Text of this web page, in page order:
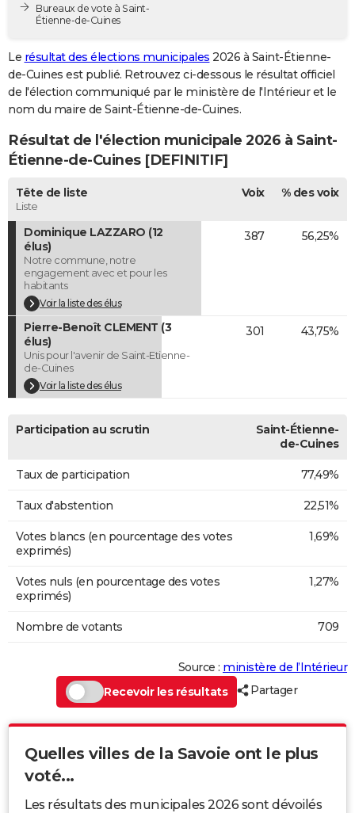
Destinations
City break
Voyage nature
Voyage de noces
Forum
PHOTO
GUIDES D'ACHAT
CARTE DE VOEUX
Carte de Noël
Carte Bonne année
Carte Saint-Valentin
Carte Pâques
Carte d'anniversaire
DICTIONNAIRE
COPAINS D'AVANT
S'inscrire
Se connecter
Lycées
Collèges
Primaires
Universités
Entreprises
Service militaire
Avis de recherche
AVIS DE DÉCÈS
FORUM
Bricolage
Lifestyle
Culture
Sport
Auto
Television
Voyage
Cinema
Bureaux de vote à Saint-
Étienne-de-Cuines
Le résultat des élections municipales 2026 à Saint-Étienne-
de-Cuines est publié. Retrouvez ci-dessous le résultat officiel
de l'élection communiqué par le ministère de l'Intérieur et le
nom du maire de Saint-Étienne-de-Cuines.
Résultat de l'élection municipale 2026 à Saint-
Étienne-de-Cuines [DEFINITIF]
Tête de liste
Liste
Voix % des voix
Dominique LAZZARO (12
élus)
Notre commune, notre
engagement avec et pour les
habitants
Voir la liste des élus
387 56,25%
Pierre-Benoît CLEMENT (3
élus)
Unis pour l'avenir de Saint-Etienne-
de-Cuines
Voir la liste des élus
301 43,75%
Participation au scrutin
Saint-Étienne-
de-Cuines
Taux de participation 77,49%
Taux d'abstention 22,51%
Votes blancs (en pourcentage des votes
exprimés)
1,69%
Votes nuls (en pourcentage des votes
exprimés)
1,27%
Nombre de votants 709
Source : ministère de l’Intérieur
Recevoir les résultats
Partager
Quelles villes de la Savoie ont le plus
voté...
Les résultats des municipales 2026 sont dévoilés